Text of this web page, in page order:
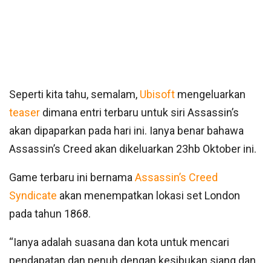
Seperti kita tahu, semalam, Ubisoft mengeluarkan
teaser dimana entri terbaru untuk siri Assassin’s
akan dipaparkan pada hari ini. Ianya benar bahawa
Assassin’s Creed akan dikeluarkan 23hb Oktober ini.
Game terbaru ini bernama Assassin’s Creed
Syndicate akan menempatkan lokasi set London
pada tahun 1868.
“Ianya adalah suasana dan kota untuk mencari
pendapatan dan penuh dengan kesibukan siang dan